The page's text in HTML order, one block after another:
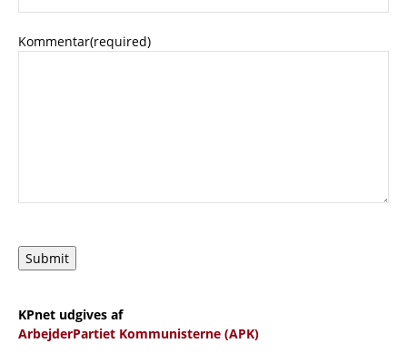
Kommentar(required)
Submit
KPnet udgives af
ArbejderPartiet Kommunisterne (APK)